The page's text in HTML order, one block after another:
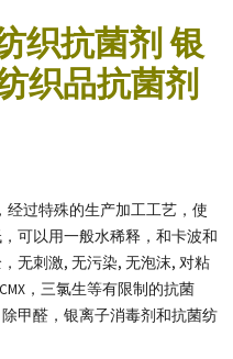
织抗菌剂 银
织品抗菌剂
经过特殊的生产加工工艺，使
可以用一般水稀释，和卡波和
无刺激, 无污染, 无泡沫, 对粘
，三氯生等有限制的抗菌
甲醛，银离子消毒剂和抗菌纺